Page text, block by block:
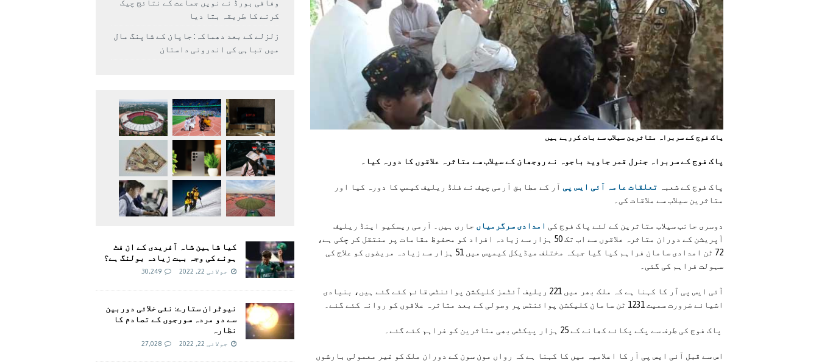
پاک فوج کے سربراہ متاثرين سيلاب سے بات کررہے ہيں
پاک فوج کے سربراہ جنرل قمر جاوید باجوہ نے روجھان کے سیلاب سے متاثرہ علاقوں کا دورہ کیا۔
پاک فوج کے شعبہ تعلقات عامہ آئی ایس پی آر کے مطابق آرمی چیف نے فلڈ ریلیف کیمپ کا دورہ کیا اور
متاثرین سیلاب سے ملاقات کی۔
دوسری جانب سیلاب متاثرین کے لئے پاک فوج کی امدادی سرگرمیاں جاری ہیں۔ آرمی ریسکیو اینڈ ریلیف
آپریشن کے دوران متاثرہ علاقوں سے اب تک 50 ہزار سے زیادہ افراد کو محفوظ مقامات پر منتقل کر چکی ہے،
72 ٹن امدادی سامان فراہم کیا گیا جبکہ مختلف میڈیکل کیمپس میں 51 ہزار سے زیادہ مریضوں کو علاج کی
سہولت فراہم کی گئی۔
آئی ایس پی آر کا کہنا ہے کہ ملک بھر میں 221 ریلیف آئٹمز کلیکشن پوائنٹس قائم کئے گئے ہیں، بنیادی
اشیائے ضرورت سمیت 1231 ٹن سامان کلیکشن پوائنٹس پر وصولی کے بعد متاثرہ علاقوں کو روانہ کئے گئے۔
پاک فوج کی طرف سے پکے پکائے کھانے کے 25 ہزار پیکٹس بھی متاثرین کو فراہم کئے گئے۔
اس سے قبل آئی ایس پی آر کا اعلامیہ میں کا کہنا ہے کہ رواں مون سون کے دوران ملک کو غیر معمولی بارشوں
وفاقی بورڈ نے نویں جماعت کے نتائج چیک
کرنے کا طریقہ بتا دیا
زلزلے کے بعد دھماکہ: جاپان کے شاپنگ مال
میں تباہی کی اندرونی داستان
کیا شاہین شاہ آفریدی کے ان فٹ
ہونے کی وجہ بہت زیادہ بولنگ ہے؟
جولائی 22, 2022 30,249
نیوٹران ستارے: نئی خلائی دوربین
سے دو مردہ سورجوں کے تصادم کا
نظارہ
جولائی 22, 2022 27,028